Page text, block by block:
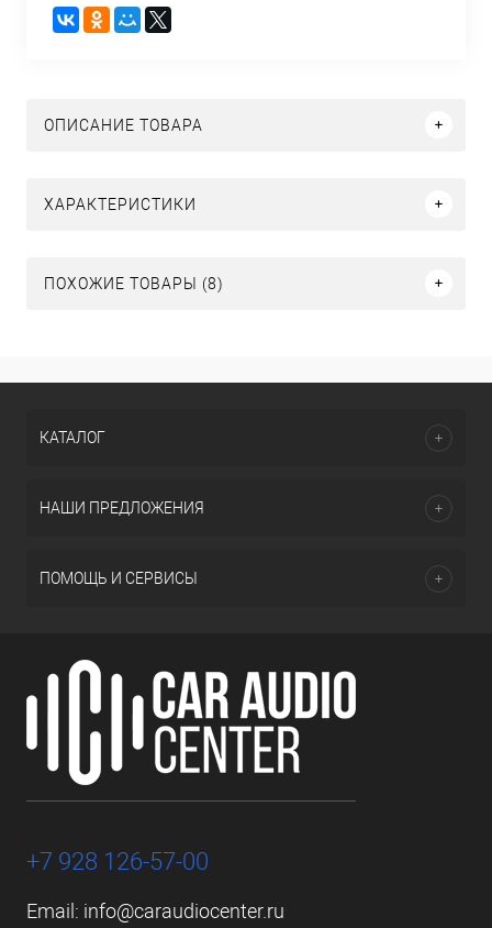
ОПИСАНИЕ ТОВАРА
ХАРАКТЕРИСТИКИ
ПОХОЖИЕ ТОВАРЫ (8)
КАТАЛОГ
НАШИ ПРЕДЛОЖЕНИЯ
ПОМОЩЬ И СЕРВИСЫ
+7 928 126-57-00
Email: info@caraudiocenter.ru